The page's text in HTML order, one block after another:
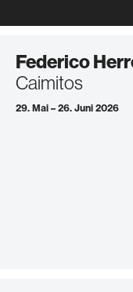
Federico
Caimitos
29. Mai – 26. Juni 2026